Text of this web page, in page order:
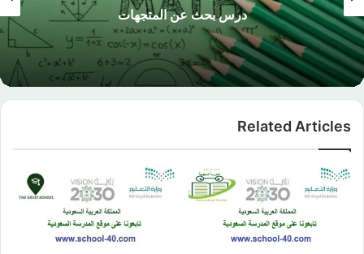
درس بحث عن الأشكال الرباعية
Related Articles